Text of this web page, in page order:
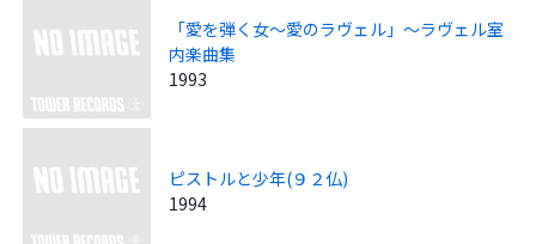
「愛を弾く女～愛のラヴェル」～ラヴェル室
内楽曲集
1993
ピストルと少年(９２仏)
1994